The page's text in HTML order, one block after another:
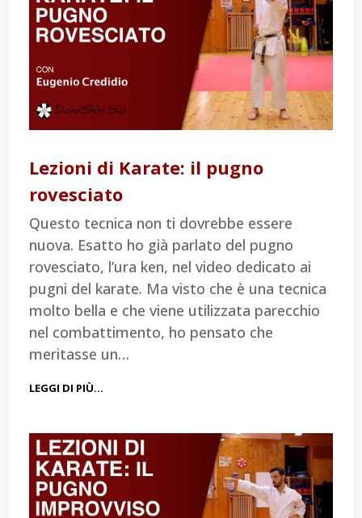
Lezioni di Karate: il pugno
rovesciato
Questo tecnica non ti dovrebbe essere
nuova. Esatto ho già parlato del pugno
rovesciato, l’ura ken, nel video dedicato ai
pugni del karate. Ma visto che è una tecnica
molto bella e che viene utilizzata parecchio
nel combattimento, ho pensato che
meritasse un…
LEGGI DI PIÙ…